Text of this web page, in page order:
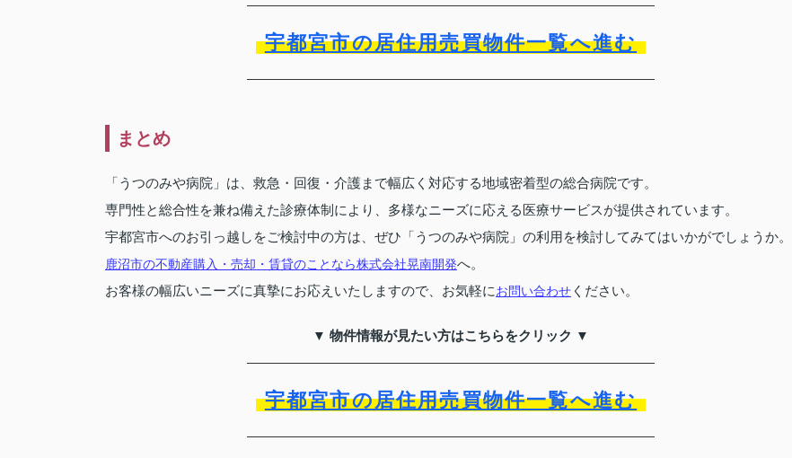
宇都宮市の居住用売買物件一覧へ進む
まとめ
「うつのみや病院」は、救急・回復・介護まで幅広く対応する地域密着型の総合病院です。
専門性と総合性を兼ね備えた診療体制により、多様なニーズに応える医療サービスが提供されています。
宇都宮市へのお引っ越しをご検討中の方は、ぜひ「うつのみや病院」の利用を検討してみてはいかがでしょうか。
鹿沼市の不動産購入・売却・賃貸のことなら株式会社晃南開発へ。
お客様の幅広いニーズに真摯にお応えいたしますので、お気軽にお問い合わせ ください。
▼ 物件情報が見たい方はこちらをクリック ▼
宇都宮市の居住用売買物件一覧へ進む